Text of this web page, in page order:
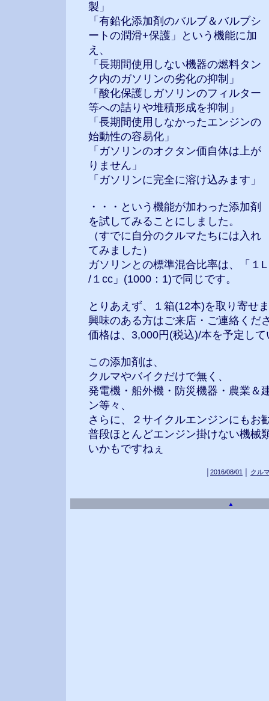
製」
「有鉛化添加剤のバルブ＆バルブシ
ートの潤滑+保護」という機能に加
え、
「長期間使用しない機器の燃料タン
ク内のガソリンの劣化の抑制」
「酸化保護しガソリンのフィルター
等への詰りや堆積形成を抑制」
「長期間使用しなかったエンジンの
始動性の容易化」
「ガソリンのオクタン価自体は上が
りません」
「ガソリンに完全に溶け込みます」
・・・という機能が加わった添加剤
を試してみることにしました。
（すでに自分のクルマたちには入れ
てみました）
ガソリンとの標準混合比率は、「１L
/１cc」(1000：1)で同じです。
とりあえず、１箱(12本)を取り寄せ
興味のある方はご来店・ご連絡くだ
価格は、3,000円(税込)/本を予定して
この添加剤は、
クルマやバイクだけで無く、
発電機・船外機・防災機器・農業＆
ン等々、
さらに、２サイクルエンジンにもお
普段ほとんどエンジン掛けない機械
いかもですねぇ
2016/08/01 クル
▲